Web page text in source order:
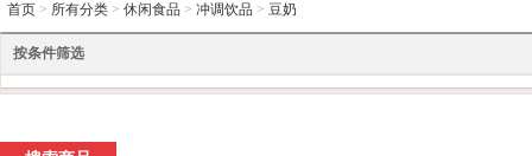
首页 > 所有分类 > 休闲食品 > 冲调饮品 > 豆奶
按条件筛选